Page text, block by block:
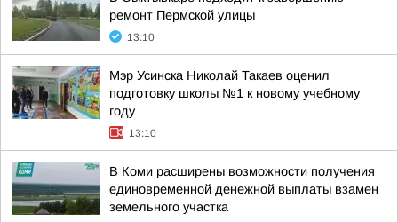
ремонт Пермской улицы
13:10
Мэр Усинска Николай Такаев оценил
подготовку школы №1 к новому учебному
году
13:10
В Коми расширены возможности получения
единовременной денежной выплаты взамен
земельного участка